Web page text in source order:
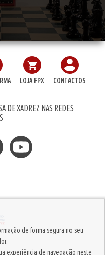
LOJA FPX CONTACTOS
DE XADREZ NAS REDES
de forma segura no seu
experiência de navegação neste